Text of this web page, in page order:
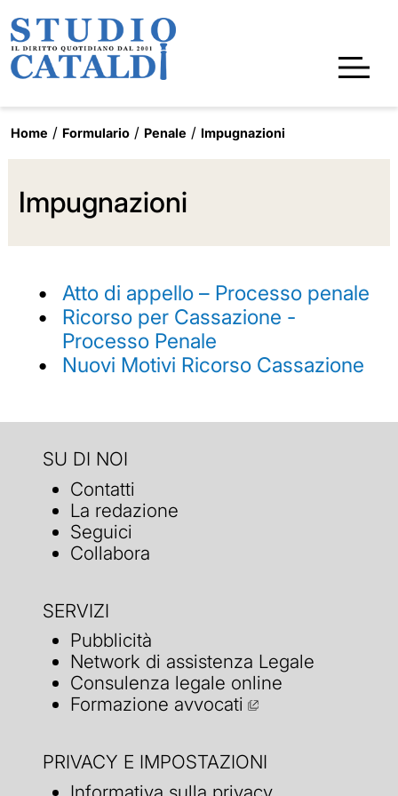
Home Formulario Penale Impugnazioni
Impugnazioni
Atto di appello – Processo penale
Ricorso per Cassazione -
Processo Penale
Nuovi Motivi Ricorso Cassazione
SU DI NOI
Contatti
La redazione
Seguici
Collabora
SERVIZI
Pubblicità
Network di assistenza Legale
Consulenza legale online
Formazione avvocati
PRIVACY E IMPOSTAZIONI